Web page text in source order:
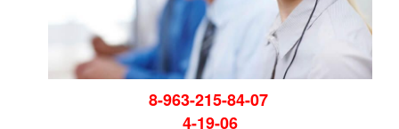
8-963-215-84-07
4-19-06